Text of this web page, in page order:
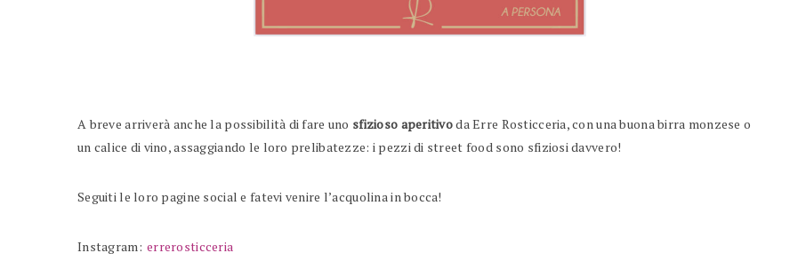
A breve arriverà anche la possibilità di fare uno sfizioso aperitivoda Erre Rosticceria, con una buona birra monzese o
un calice di vino, assaggiando le loro prelibatezze: i pezzi di street food sono sfiziosi davvero!
Seguiti le loro pagine social e fatevi venire l’acquolina in bocca!
Instagram: errerosticceria